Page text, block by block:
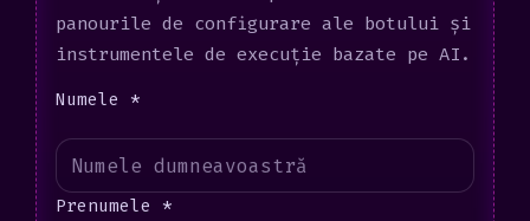
panourile de configurare ale botului și
instrumentele de execuție bazate pe AI.
Numele *
Prenumele *